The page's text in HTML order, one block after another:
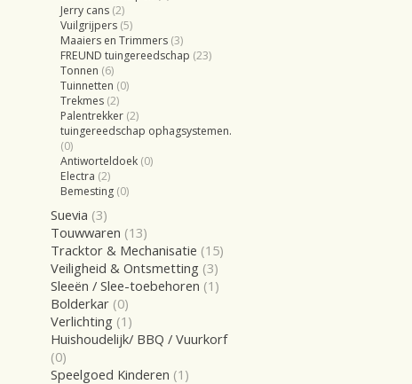
Jerry cans (2)
Vuilgrijpers (5)
Maaiers en Trimmers (3)
FREUND tuingereedschap (23)
Tonnen (6)
Tuinnetten (0)
Trekmes (2)
Palentrekker (2)
tuingereedschap ophagsystemen.
(0)
Antiworteldoek (0)
Electra (2)
Bemesting (0)
Suevia (3)
Touwwaren (13)
Tracktor & Mechanisatie (15)
Veiligheid & Ontsmetting (3)
Sleeën / Slee-toebehoren (1)
Bolderkar (0)
Verlichting (1)
Huishoudelijk/ BBQ / Vuurkorf
(0)
Speelgoed Kinderen (1)